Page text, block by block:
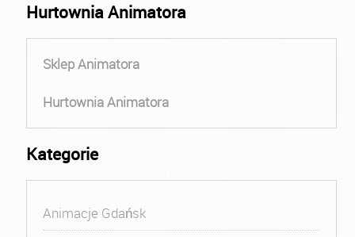
Hurtownia Animatora
Sklep Animatora
Hurtownia Animatora
Kategorie
Animacje Gdańsk